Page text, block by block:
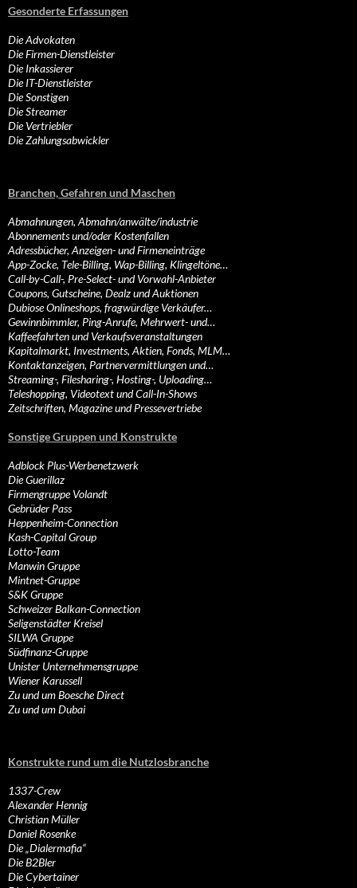
Gesonderte Erfassungen
Die Advokaten
Die Firmen-Dienstleister
Die Inkassierer
Die IT-Dienstleister
Die Sonstigen
Die Streamer
Die Vertriebler
Die Zahlungsabwickler
Branchen, Gefahren und Maschen
Abmahnungen, Abmahn/anwälte/industrie
Abonnements und/oder Kostenfallen
Adressbücher, Anzeigen- und Firmeneinträge
App-Zocke, Tele-Billing, Wap-Billing, Klingeltöne…
Call-by-Call-, Pre-Select- und Vorwahl-Anbieter
Coupons, Gutscheine, Dealz und Auktionen
Dubiose Onlineshops, fragwürdige Verkäufer…
Gewinnbimmler, Ping-Anrufe, Mehrwert- und…
Kaffeefahrten und Verkaufsveranstaltungen
Kapitalmarkt, Investments, Aktien, Fonds, MLM…
Kontaktanzeigen, Partnervermittlungen und…
Streaming-, Filesharing-, Hosting-, Uploading…
Teleshopping, Videotext und Call-In-Shows
Zeitschriften, Magazine und Pressevertriebe
Sonstige Gruppen und Konstrukte
Adblock Plus-Werbenetzwerk
Die Guerillaz
Firmengruppe Volandt
Gebrüder Pass
Heppenheim-Connection
Kash-Capital Group
Lotto-Team
Manwin Gruppe
Mintnet-Gruppe
S&K Gruppe
Schweizer Balkan-Connection
Seligenstädter Kreisel
SILWA Gruppe
Südfinanz-Gruppe
Unister Unternehmensgruppe
Wiener Karussell
Zu und um Boesche Direct
Zu und um Dubai
Konstrukte rund um die Nutzlosbranche
1337-Crew
Alexander Hennig
Christian Müller
Daniel Rosenke
Die „Dialermafia“
Die B2Bler
Die Cybertainer